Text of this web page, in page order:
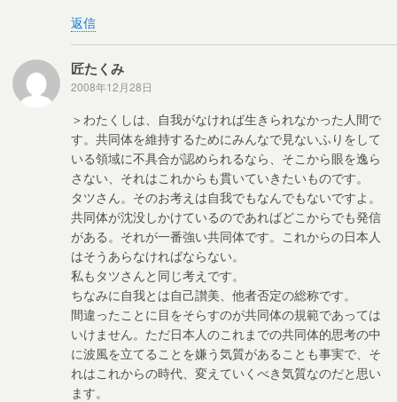
返信
匠たくみ
2008年12月28日
＞わたくしは、自我がなければ生きられなかった人間で
す。共同体を維持するためにみんなで見ないふりをして
いる領域に不具合が認められるなら、そこから眼を逸ら
さない、それはこれからも貫いていきたいものです。
タツさん。そのお考えは自我でもなんでもないですよ。
共同体が沈没しかけているのであればどこからでも発信
がある。それが一番強い共同体です。これからの日本人
はそうあらなければならない。
私もタツさんと同じ考えです。
ちなみに自我とは自己讃美、他者否定の総称です。
間違ったことに目をそらすのが共同体の規範であっては
いけません。ただ日本人のこれまでの共同体的思考の中
に波風を立てることを嫌う気質があることも事実で、そ
れはこれからの時代、変えていくべき気質なのだと思い
ます。